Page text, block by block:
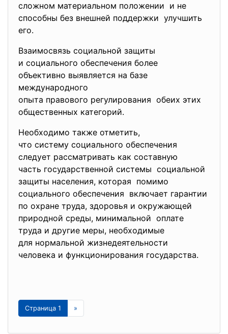
сложном материальном положении и не
способны без внешней поддержки улучшить
его.
Взаимосвязь социальной защиты
и социального обеспечения более
объективно выявляется на базе
международного
опыта правового регулирования обеих этих
общественных категорий.
Необходимо также отметить,
что систему социального обеспечения
следует рассматривать как составную
часть государственной системы социальной
защиты населения, которая помимо
социального обеспечения включает гарантии
по охране труда, здоровья и окружающей
природной среды, минимальной оплате
труда и другие меры, необходимые
для нормальной жизнедеятельности
человека и функционирования государства.
Страница 1 »